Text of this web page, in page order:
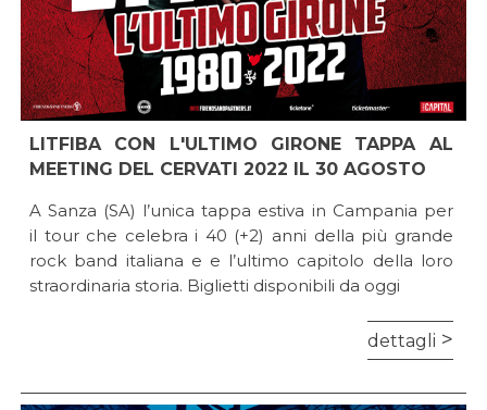
LITFIBA CON L'ULTIMO GIRONE TAPPA AL
MEETING DEL CERVATI 2022 IL 30 AGOSTO
A Sanza (SA) l’unica tappa estiva in Campania per
il tour che celebra i 40 (+2) anni della più grande
rock band italiana e e l’ultimo capitolo della loro
straordinaria storia. Biglietti disponibili da oggi
dettagli